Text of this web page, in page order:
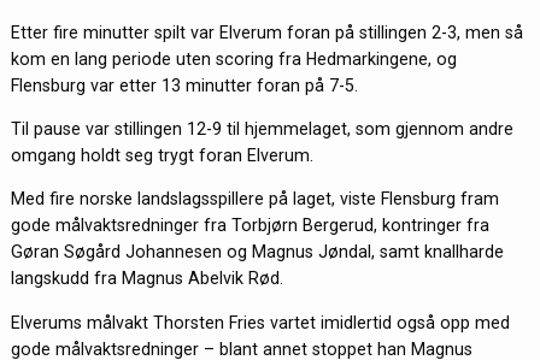
Etter fire minutter spilt var Elverum foran på stillingen 2-3, men så
kom en lang periode uten scoring fra Hedmarkingene, og
Flensburg var etter 13 minutter foran på 7-5.
Til pause var stillingen 12-9 til hjemmelaget, som gjennom andre
omgang holdt seg trygt foran Elverum.
Med fire norske landslagsspillere på laget, viste Flensburg fram
gode målvaktsredninger fra Torbjørn Bergerud, kontringer fra
Gøran Søgård Johannesen og Magnus Jøndal, samt knallharde
langskudd fra Magnus Abelvik Rød.
Elverums målvakt Thorsten Fries vartet imidlertid også opp med
gode målvaktsredninger – blant annet stoppet han Magnus